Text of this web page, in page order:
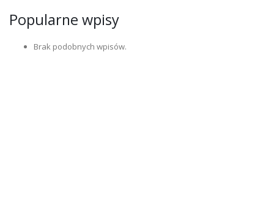
Popularne wpisy
Brak podobnych wpisów.